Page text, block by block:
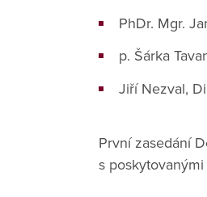
PhDr. Mgr.
p. Šárka
Jiří Nezval,
První zasedání
s